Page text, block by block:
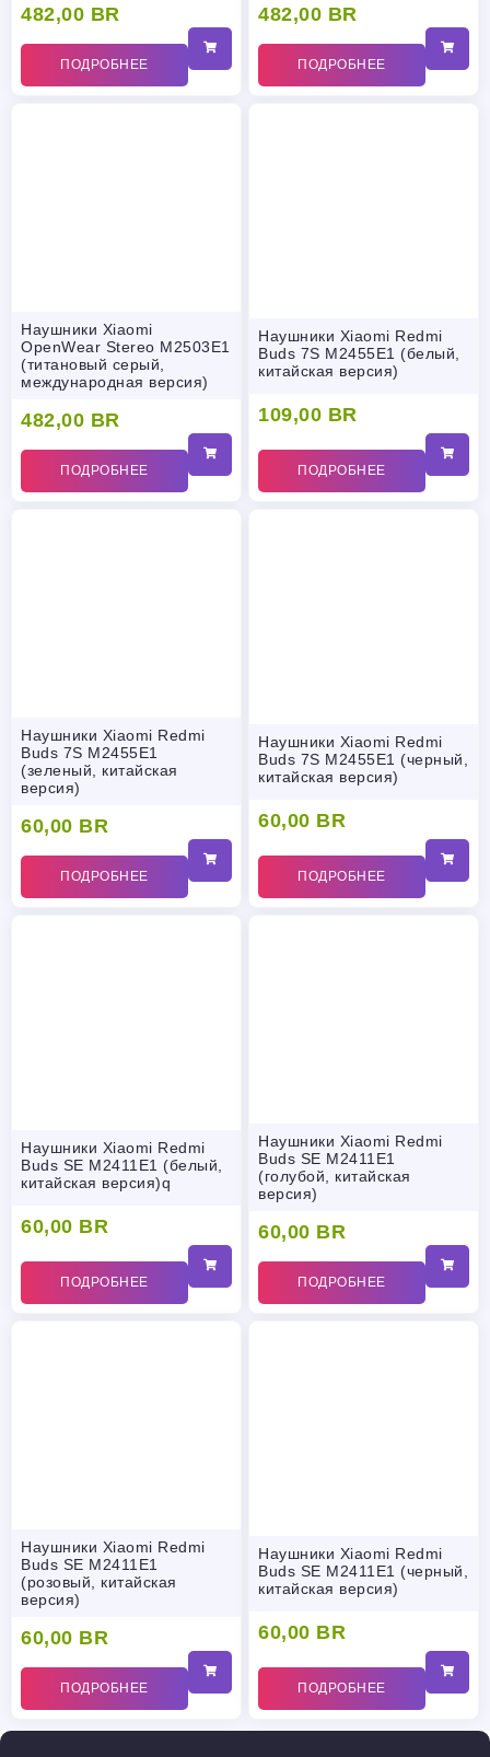
482,00 BR
ПОДРОБНЕЕ
482,00 BR
ПОДРОБНЕЕ
Наушники Xiaomi
OpenWear Stereo M2503E1
(титановый серый,
международная версия)
482,00 BR
ПОДРОБНЕЕ
Наушники Xiaomi Redmi
Buds 7S M2455E1 (белый,
китайская версия)
109,00 BR
ПОДРОБНЕЕ
Наушники Xiaomi Redmi
Buds 7S M2455E1
(зеленый, китайская
версия)
60,00 BR
ПОДРОБНЕЕ
Наушники Xiaomi Redmi
Buds 7S M2455E1 (черный,
китайская версия)
60,00 BR
ПОДРОБНЕЕ
Наушники Xiaomi Redmi
Buds SE M2411E1 (белый,
китайская версия)q
60,00 BR
ПОДРОБНЕЕ
Наушники Xiaomi Redmi
Buds SE M2411E1
(голубой, китайская
версия)
60,00 BR
ПОДРОБНЕЕ
Наушники Xiaomi Redmi
Buds SE M2411E1
(розовый, китайская
версия)
60,00 BR
ПОДРОБНЕЕ
Наушники Xiaomi Redmi
Buds SE M2411E1 (черный,
китайская версия)
60,00 BR
ПОДРОБНЕЕ